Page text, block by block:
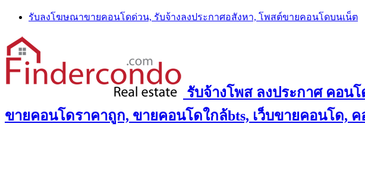
Skip
content
รับลงโฆษณาขายคอนโดด่วน, รับจ้างลงประกาศอสังหา, โพสต์ขายคอนโดบนเน็ต
รับจ้างโพส ลงประกาศ คอน
ขายคอนโดราคาถูก, ขายคอนโดใกล้bts, เว็บขายคอนโด,